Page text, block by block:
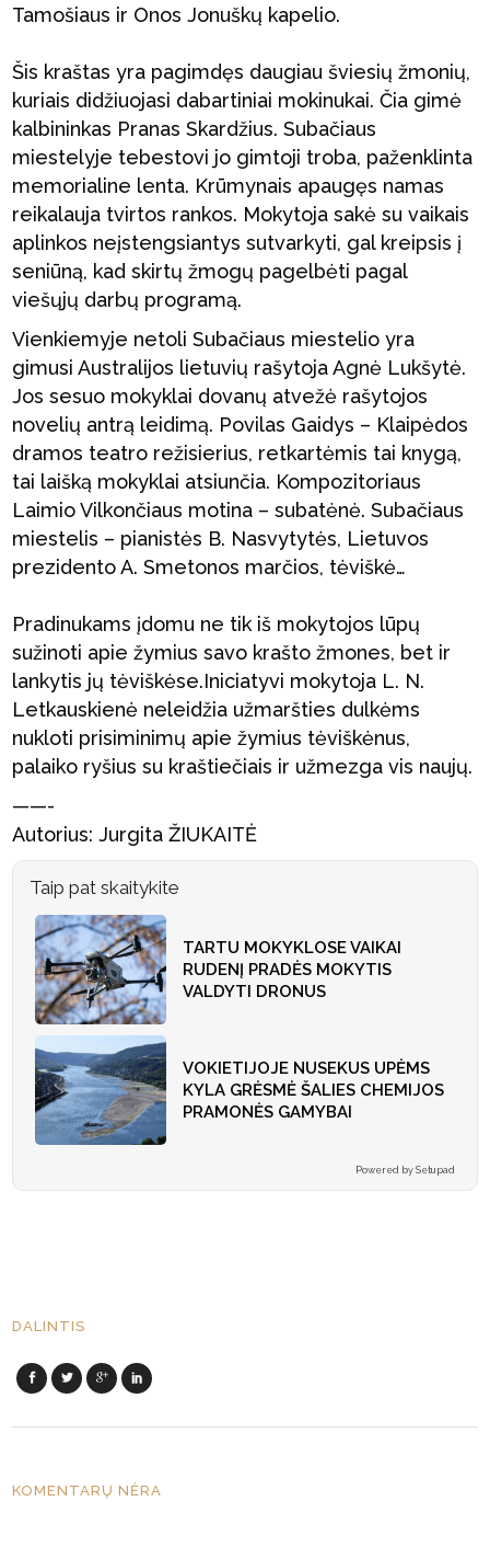
Tamošiaus ir Onos Jonuškų kapelio.
Šis kraštas yra pagimdęs daugiau šviesių žmonių,
kuriais didžiuojasi dabartiniai mokinukai. Čia gimė
kalbininkas Pranas Skardžius. Subačiaus
miestelyje tebestovi jo gimtoji troba, paženklinta
memorialine lenta. Krūmynais apaugęs namas
reikalauja tvirtos rankos. Mokytoja sakė su vaikais
aplinkos neįstengsiantys sutvarkyti, gal kreipsis į
seniūną, kad skirtų žmogų pagelbėti pagal
viešųjų darbų programą.
Vienkiemyje netoli Subačiaus miestelio yra
gimusi Australijos lietuvių rašytoja Agnė Lukšytė.
Jos sesuo mokyklai dovanų atvežė rašytojos
novelių antrą leidimą. Povilas Gaidys – Klaipėdos
dramos teatro režisierius, retkartėmis tai knygą,
tai laišką mokyklai atsiunčia. Kompozitoriaus
Laimio Vilkončiaus motina – subatėnė. Subačiaus
miestelis – pianistės B. Nasvytytės, Lietuvos
prezidento A. Smetonos marčios, tėviškė…
Pradinukams įdomu ne tik iš mokytojos lūpų
sužinoti apie žymius savo krašto žmones, bet ir
lankytis jų tėviškėse.Iniciatyvi mokytoja L. N.
Letkauskienė neleidžia užmaršties dulkėms
nukloti prisiminimų apie žymius tėviškėnus,
palaiko ryšius su kraštiečiais ir užmezga vis naujų.
——-
Autorius: Jurgita ŽIUKAITĖ
Taip pat skaitykite
TARTU MOKYKLOSE VAIKAI
RUDENĮ PRADĖS MOKYTIS
VALDYTI DRONUS
VOKIETIJOJE NUSEKUS UPĖMS
KYLA GRĖSMĖ ŠALIES CHEMIJOS
PRAMONĖS GAMYBAI
Powered by Setupad
DALINTIS
KOMENTARŲ NĖRA